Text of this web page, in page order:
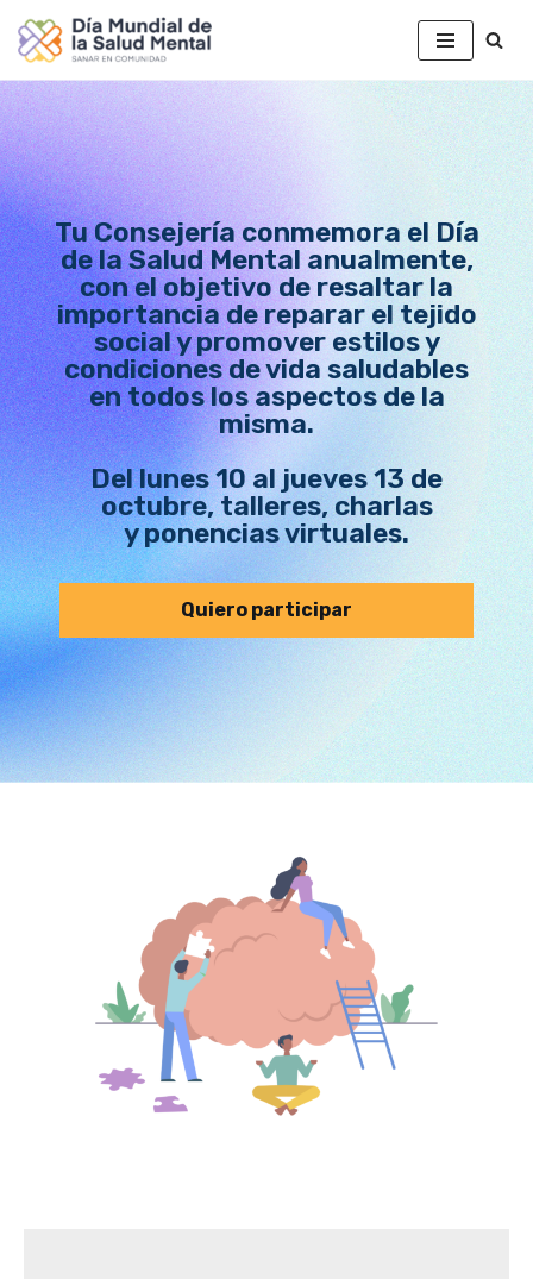
Saltar
al
contenido
Tu Consejería conmemora el Día
de la Salud Mental anualmente,
con el objetivo de resaltar la
importancia de reparar el tejido
social y promover estilos y
condiciones de vida saludables
en todos los aspectos de la
misma.
Del lunes 10 al jueves 13 de
octubre, talleres, charlas
y ponencias virtuales.
Quiero participar